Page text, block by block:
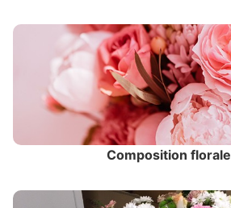
Composition florale